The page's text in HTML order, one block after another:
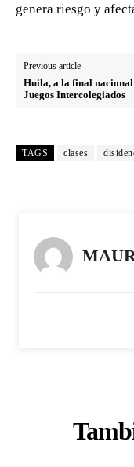
genera riesgo y
Previous article
Huila, a la final nacional
Juegos Intercolegiados
TAGS clases